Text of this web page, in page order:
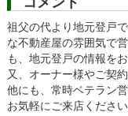
祖父の代より地元登戸
な不動産屋の雰囲気で
も、地元登戸の情報を
又、オーナー様やご契
他にも、常時ベテラン
お気軽にご来店ください